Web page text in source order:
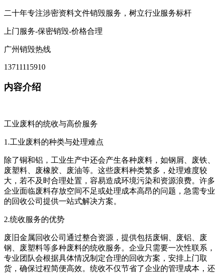
二十年专注涉密资料文件销毁服务，树立行业服务标杆
上门服务-保密销毁-价格合理
广州销毁热线
13711115910
内容介绍
工业废料的统收与高价服务
1.工业废料的种类与处理难点
除了铜和铝，工业生产中还会产生各种废料，如钢屑、废铁、
废塑料、废橡胶、废油等。这些废料种类繁多，处理难度较
大，若不及时合理处置，容易造成环境污染和资源浪费。许多
企业面临废料存放空间不足或处理成本高昂的问题，急需专业
的回收公司提供一站式解决方案。
2.统收服务的优势
废旧金属回收公司通过整合资源，提供包括废铜、废铝、废
钢、废塑料等多种废料的统收服务。企业只需要一次性联系，
专业团队会根据具体情况制定合理的回收方案，安排上门取
货，确保过程简便高效。统收不仅节省了企业的管理成本，还